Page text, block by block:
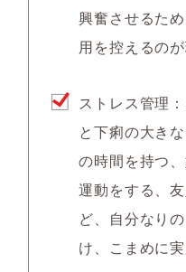
興奮させるた
用を控えるのが
ストレス管理
と下痢の大き
の時間を持つ
運動をする、
ど、自分なり
け、こまめに実